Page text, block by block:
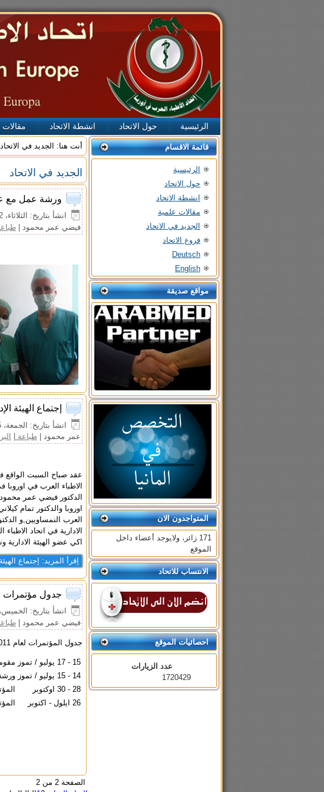
الرئيسية حول الاتحاد انشطة الاتحاد مقالات
قائمة الاقسام
الرئيسية
حول الاتحاد
انشطة الاتحاد
مقالات علمية
الجديد في الاتحاد
فروع الاتحاد
Deutsch
English
مواقع صديقة
المتواجدون الان
171 زائر، ولايوجد أعضاء داخل
الموقع
الانتساب للاتحاد
احصائيات الموقع
عدد الزيارات
1720429
أنت هنا: الجديد في الاتحاد
الجديد في الاتحاد
ورشة عمل مع
انشأ بتاريخ: الثلاثاء، 12 نيسان/أبريل 2011 20:44
فيضي عمر محمود |
إجتماع الهيئة الإدارية 2011
انشأ بتاريخ: الجمعة، 25 شباط/فبراير 2011 02:58
عمر محمود
طباعة
الاطباء العرب في
الدكتور فيضي عمر محمود
اوروبا والدكتور تمام
العرب النمساويين,و
الادارية في اتحاد
اكي عضو الهيئة
اِقرأ المزيد: إجتماع الهيئة الإدارية
جدول مؤتمرات
انشأ بتاريخ: الخميس، 17 شباط/فبراير 2011 01:46
فيضي عمر محمود |
جدول المؤتمرات لعام 2011
15 - 17 يوليو / تموز
14 - 15 يوليو / تموز
28 - 30 اوكتوبر
المؤتمر
26 ايلول - اكتوبر
الصفحة 2 من 2